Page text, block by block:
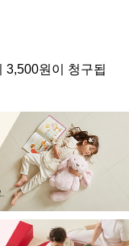
3,500원이 청구됩